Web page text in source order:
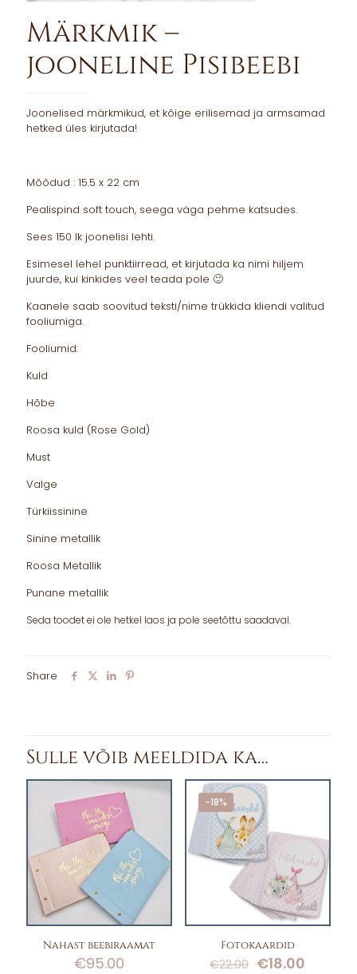
Märkmik –
jooneline Pisibeebi
Joonelised märkmikud, et kõige erilisemad ja armsamad
hetked üles kirjutada!
Mõõdud : 15.5 x 22 cm
Pealispind soft touch, seega väga pehme katsudes.
Sees 150 lk joonelisi lehti.
Esimesel lehel punktiirread, et kirjutada ka nimi hiljem
juurde, kui kinkides veel teada pole 🙂
Kaanele saab soovitud teksti/nime trükkida kliendi valitud
fooliumiga.
Fooliumid:
Kuld
Hõbe
Roosa kuld (Rose Gold)
Must
Valge
Türkiissinine
Sinine metallik
Roosa Metallik
Punane metallik
Seda toodet ei ole hetkel laos ja pole seetõttu saadaval.
Share
Sulle võib meeldida ka…
Nahast beebiraamat
€95.00
-18%
Fotokaardid
€22.00 Algne
€18.00